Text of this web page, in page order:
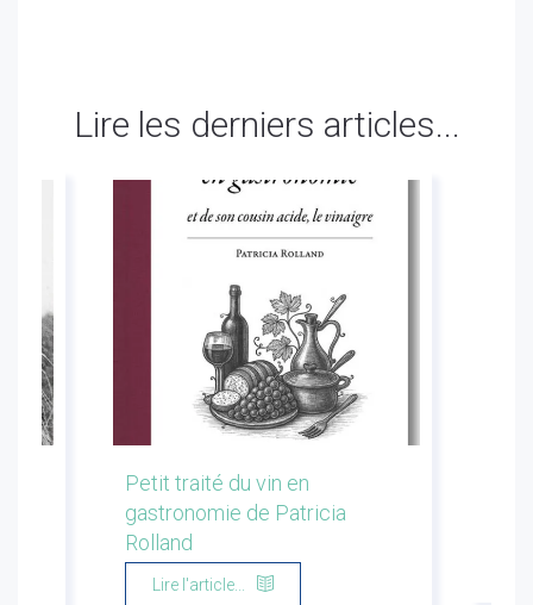
Lire les derniers articles...
Petit traité du vin en
gastronomie de Patricia
Rolland
Lire l'article...